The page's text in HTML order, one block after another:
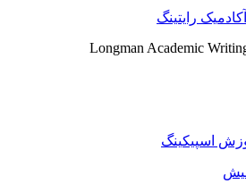
رایتینگ
Longman Academic
اسپیکینگ